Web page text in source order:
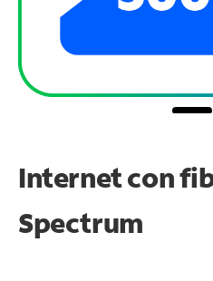
Internet con
Spectrum